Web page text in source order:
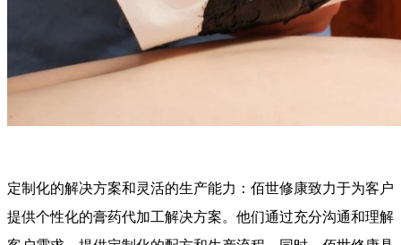
定制化的解决方案和灵活的生产能力：佰世修康致力于为客户
提供个性化的膏药代加工解决方案。他们通过充分沟通和理解